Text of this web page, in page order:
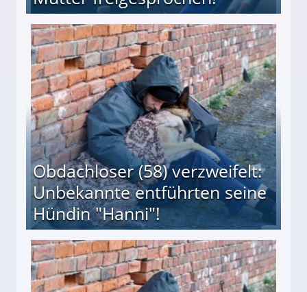
Mutter freigesprochen!
Obdachloser (58) verzweifelt:
Unbekannte entführten seine
Hündin "Hanni"!
entführten seine Hündin "Hanni"!